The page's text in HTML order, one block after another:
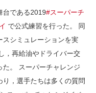
台である2019#スーパーチ
で公式練習を行った。 同
スシミュレーションを実
，再給油やドライバー交
。 スーパーチャレンジ
，選手たちは多くの質問